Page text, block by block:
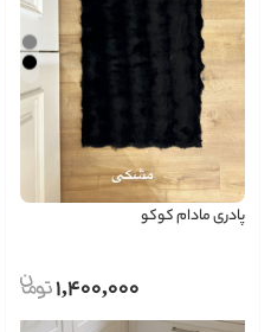
پادری مادام کوکو
1,400,000